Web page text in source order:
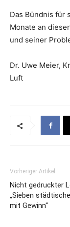
Das Bündnis für
Monate an
und seiner
Dr. Uwe Meier,
Luft
Vorheriger Artikel
Nicht gedruckter
„Sieben
mit Gewinn“